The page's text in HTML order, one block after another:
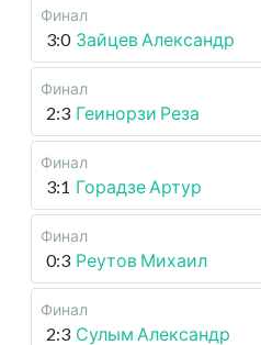
Финал
3:0 Зайцев Александр
Финал
2:3 Геинорзи Реза
Финал
3:1 Горадзе Артур
Финал
0:3 Реутов Михаил
Финал
2:3 Сулым Александр